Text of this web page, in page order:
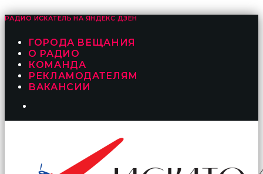
РАДИО ИСКАТЕЛЬ НА ЯНДЕКС ДЗЕН
ГОРОДА ВЕЩАНИЯ
О РАДИО
КОМАНДА
РЕКЛАМОДАТЕЛЯМ
ВАКАНСИИ